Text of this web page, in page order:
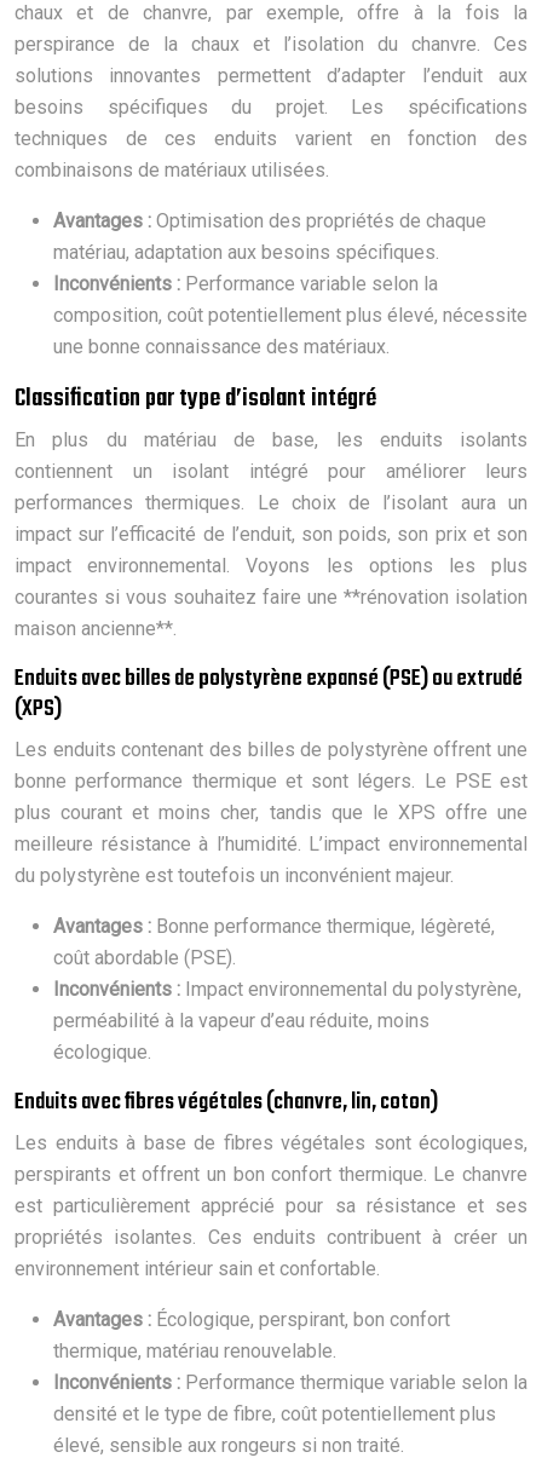
chaux et de chanvre, par exemple, offre à la fois la
perspirance de la chaux et l’isolation du chanvre. Ces
solutions innovantes permettent d’adapter l’enduit aux
besoins spécifiques du projet. Les spécifications
techniques de ces enduits varient en fonction des
combinaisons de matériaux utilisées.
Avantages : Optimisation des propriétés de chaque
matériau, adaptation aux besoins spécifiques.
Inconvénients : Performance variable selon la
composition, coût potentiellement plus élevé, nécessite
une bonne connaissance des matériaux.
Classification par type d’isolant intégré
En plus du matériau de base, les enduits isolants
contiennent un isolant intégré pour améliorer leurs
performances thermiques. Le choix de l’isolant aura un
impact sur l’efficacité de l’enduit, son poids, son prix et son
impact environnemental. Voyons les options les plus
courantes si vous souhaitez faire une **rénovation isolation
maison ancienne**.
Enduits avec billes de polystyrène expansé (PSE) ou extrudé
(XPS)
Les enduits contenant des billes de polystyrène offrent une
bonne performance thermique et sont légers. Le PSE est
plus courant et moins cher, tandis que le XPS offre une
meilleure résistance à l’humidité. L’impact environnemental
du polystyrène est toutefois un inconvénient majeur.
Avantages : Bonne performance thermique, légèreté,
coût abordable (PSE).
Inconvénients : Impact environnemental du polystyrène,
perméabilité à la vapeur d’eau réduite, moins
écologique.
Enduits avec fibres végétales (chanvre, lin, coton)
Les enduits à base de fibres végétales sont écologiques,
perspirants et offrent un bon confort thermique. Le chanvre
est particulièrement apprécié pour sa résistance et ses
propriétés isolantes. Ces enduits contribuent à créer un
environnement intérieur sain et confortable.
Avantages : Écologique, perspirant, bon confort
thermique, matériau renouvelable.
Inconvénients : Performance thermique variable selon la
densité et le type de fibre, coût potentiellement plus
élevé, sensible aux rongeurs si non traité.